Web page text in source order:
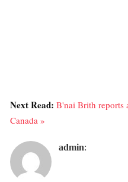
Next Read: B'nai Brith reports
Canada »
admin: